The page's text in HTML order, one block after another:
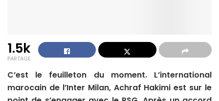
1.5k
PARTAGE
C’est le feuilleton du moment. L’international
marocain de l’Inter Milan, Achraf Hakimi est sur le